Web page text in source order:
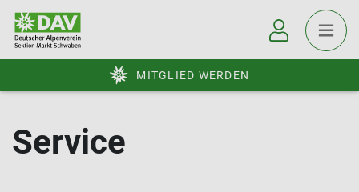
MITGLIED WERDEN
Service